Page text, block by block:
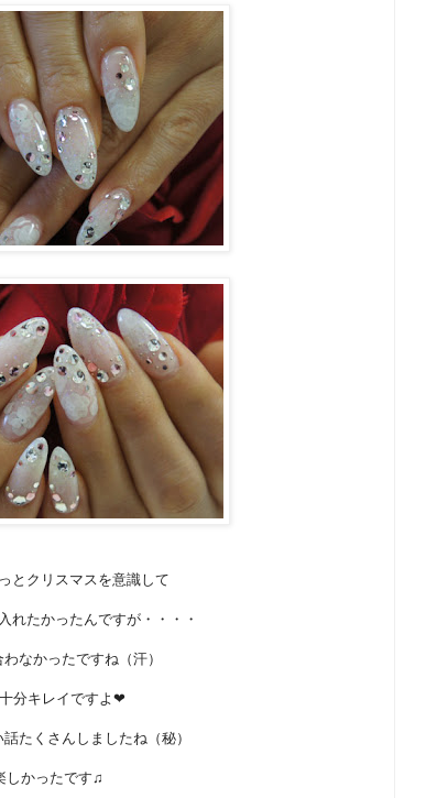
とクリスマスを意識して
れたかったんですが・・・・
なかったですね（汗）
分キレイですよ❤
たくさんしましたね（秘）
しかったです♫